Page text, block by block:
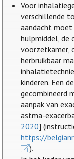
Voor
verschillende
aandacht moet
hulpmiddel,
voorzetkamer,
herbruikbaar
kinderen. Een
gecombineerd
aanpak van
astma-
2020]
https://
).